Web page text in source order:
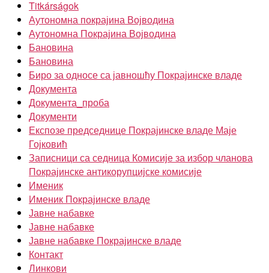
Titkárságok
Аутономна покрајина Војводина
Аутономна Покрајина Војводина
Бановина
Бановина
Биро за односе са јавношћу Покрајинске владе
Документа
Документа_проба
Документи
Експозе председнице Покрајинске владе Маје
Гојковић
Записници са седница Комисије за избор чланова
Покрајинске антикорупцијске комисије
Именик
Именик Покрајинске владе
Јавне набавке
Јавне набавке
Јавне набавке Покрајинске владе
Контакт
Линкови